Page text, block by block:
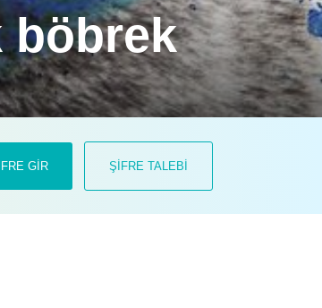
böbrek
aldığımız projemiz için
GİR ŞİFRE TALEBİ